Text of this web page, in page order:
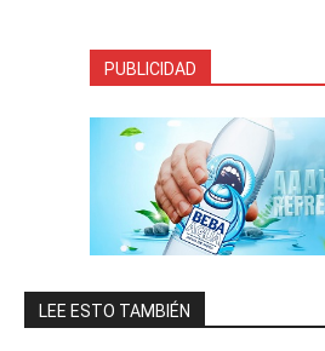
PUBLICIDAD
LEE ESTO TAMBIÉN